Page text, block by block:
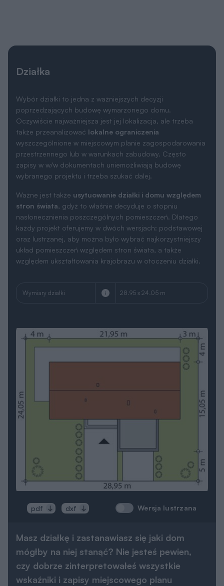
Działka
Wybór działki to jedna z ważniejszych decyzji
poprzedzających budowę wymarzonego domu.
Oczywiście najważniejsza jest jej lokalizacja, ale trzeba
także przeanalizować lokalne ograniczenia
wyszczególnione w miejscowym planie zagospodarowania
przestrzennego lub w warunkach zabudowy. Często
zapisy w w/w dokumentach uniemożliwiają budowę
wybranego projektu i trzeba szukać dalej.
Ważne jest także usytuowanie działki i domu względem
stron świata, gdyż to właśnie decyduje o stopniu
nasłonecznienia poszczególnych pomieszczeń. Dlatego
każdy projekt oferujemy w dwóch wersjach: podstawowej
oraz lustrzanej, aby można było wybrać najkorzystniejszy
układ pomieszczeń względem stron świata, a także
względem ukształtowania krajobrazu w otoczeniu działki.
Wymiary działki 28.95 x 24.05 m
pdf dxf Wersja lustrzana
Masz działkę i zastanawiasz się jaki dom
mógłby na niej stanąć? Nie jesteś pewien,
czy dobrze zinterpretowałeś wszystkie
wskaźniki i zapisy miejscowego planu